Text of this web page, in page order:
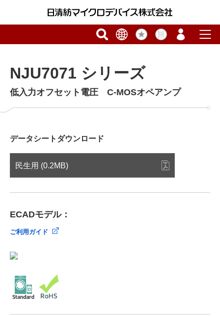
NJU7071 シリーズ
低入力オフセット電圧 C-MOSオペアンプ
データシートダウンロード
民生用 (0.2MB)
ECADモデル：
ご利用ガイド